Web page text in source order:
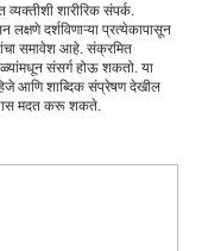
शारीरिक संपर्क.
दर्शविणाऱ्या प्रत्येकापासून
समावेश आहे. संक्रमित
संसर्ग होऊ शकतो. या
आणि शाब्दिक संप्रेषण देखील
मदत करू शकते.